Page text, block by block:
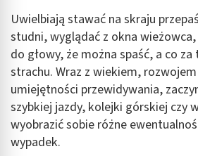
Uwielbiają stawać na skraju
studni, wyglądać z okna wieżowca,
do głowy, że można spaść, a co
strachu. Wraz z wiekiem,
umiejętności przewidywania,
szybkiej jazdy, kolejki górskiej czy
wyobrazić sobie różne
wypadek.